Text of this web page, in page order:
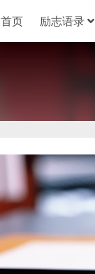
首页 励志语录